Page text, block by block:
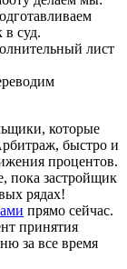
в суд.
лист
которые
быстро и
процентов.
пока застройщик
рядах!
прямо сейчас.
принятия
за все время